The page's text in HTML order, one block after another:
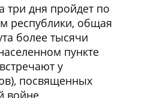
три дня пройдет по
республики, общая
более тысячи
пункте
у
посвященных
войне,